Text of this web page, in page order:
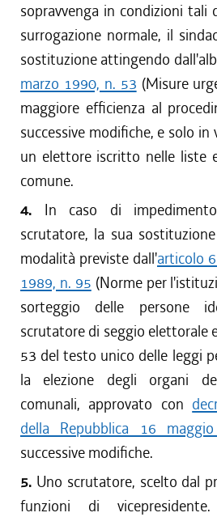
sopravvenga in condizioni tali
surrogazione normale, il
sostituzione attingendo
marzo 1990, n. 53 (Misure
maggiore efficienza al
successive modifiche, e solo in
un elettore iscritto nelle liste
comune.
4. In caso di
scrutatore, la sua
modalità previste dall'articolo
1989, n. 95 (Norme per
sorteggio delle persone
scrutatore di seggio elettorale
53 del testo unico delle leggi
la elezione degli organi
comunali, approvato con
della Repubblica 16
successive modifiche.
5. Uno scrutatore, scelto dal
funzioni di